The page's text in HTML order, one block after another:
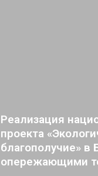
Реализация
проекта
благополучие» в
опережающими